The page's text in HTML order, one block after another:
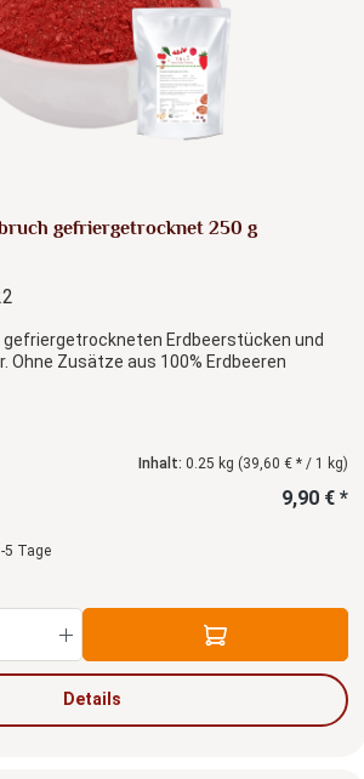
von 4 von 5 Sternen
gefriergetrocknet 250 g
gefriergetrockneten Erdbeerstücken und
Ohne Zusätze aus 100% Erdbeeren
Inhalt: 0.25 kg (39,60 € * / 1 kg)
9,90 € *
5 Tage
Gib den gewünschten Wert
Details